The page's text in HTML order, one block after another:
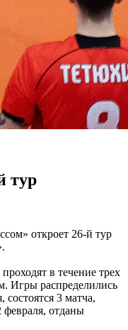
тур
откроет 26-й тур
в течение трех
Игры распределились
3 матча,
февраля, отданы